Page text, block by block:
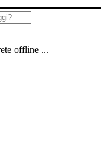
offline ...